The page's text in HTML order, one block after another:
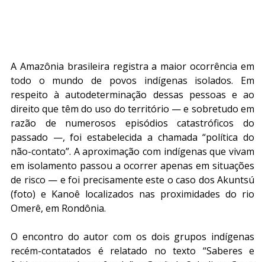
A Amazônia brasileira registra a maior ocorrência em
todo o mundo de povos indígenas isolados. Em
respeito à autodeterminação dessas pessoas e ao
direito que têm do uso do território — e sobretudo em
razão de numerosos episódios catastróficos do
passado —, foi estabelecida a chamada “política do
não-contato”. A aproximação com indígenas que vivam
em isolamento passou a ocorrer apenas em situações
de risco — e foi precisamente este o caso dos Akuntsú
(foto) e Kanoê localizados nas proximidades do rio
Omerê, em Rondônia.
O encontro do autor com os dois grupos indígenas
recém-contatados é relatado no texto “Saberes e